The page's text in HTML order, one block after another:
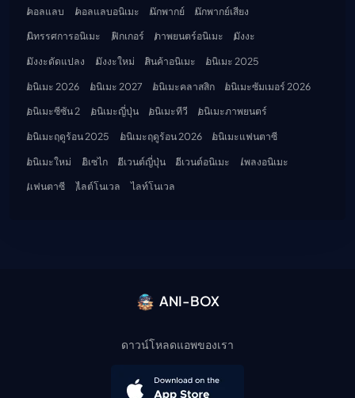
คอลแลบ
คอลแลบอนิเมะ นักพากย์
นักพากย์เสียง
นิทรรศการอนิเมะ
ฟิกเกอร์ ภาพยนตร์อนิเมะ
มังงะ
มังงะดัดแปลง
มังงะใหม่ สินค้าอนิเมะ
อนิเมะ 2025
อนิเมะ 2026
อนิเมะ 2027 อนิเมะคลาสสิก
อนิเมะซัมเมอร์ 2026
อนิเมะซีซัน 2
อนิเมะญี่ปุ่น อนิเมะทีวี
อนิเมะภาพยนตร์
อนิเมะฤดูร้อน 2025
อนิเมะฤดูร้อน 2026
อนิเมะแฟนตาซี
อนิเมะใหม่
อิเซไก อีเวนต์ญี่ปุ่น อีเวนต์อนิเมะ
เพลงอนิเมะ
แฟนตาซี
ไลต์โนเวล ไลท์โนเวล
ANI-BOX
ดาวน์โหลดแอพของเรา